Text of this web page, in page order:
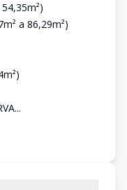
a 86,29m²)